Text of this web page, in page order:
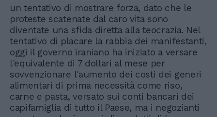
un tentativo di mostrare forza, dato che le
proteste scatenate dal caro vita sono
diventate una sfida diretta alla teocrazia. Nel
tentativo di placare la rabbia dei manifestanti,
oggi il governo iraniano ha iniziato a versare
l'equivalente di 7 dollari al mese per
sovvenzionare l'aumento dei costi dei generi
alimentari di prima necessità come riso,
carne e pasta, versato sui conti bancari dei
capifamiglia di tutto il Paese, ma i negozianti